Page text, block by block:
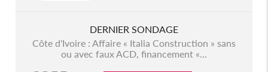
DERNIER SONDAGE
Côte d'Ivoire : Affaire « Italia Construction » sans
ou avec faux ACD, financement «...